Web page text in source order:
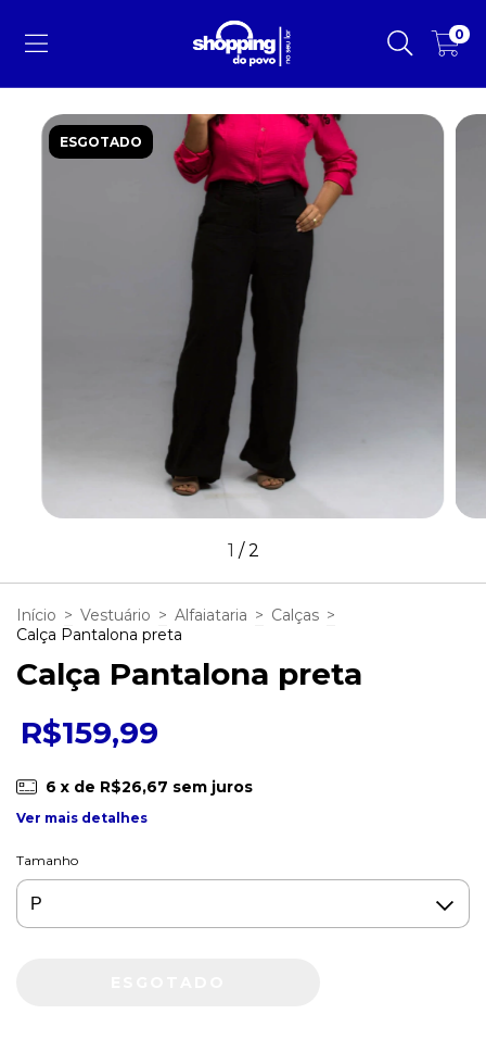
0
ESGOTADO
1 /2
Início > Vestuário > Alfaiataria > Calças >
Calça Pantalona preta
Calça Pantalona preta
R$159,99
6 x de R$26,67 sem juros
Ver mais detalhes
Tamanho